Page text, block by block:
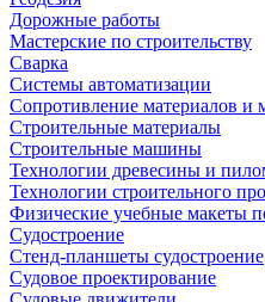
Дорожные работы
Мастерские по строительству
Сварка
Системы автоматизации
Сопротивление материалов и
Строительные материалы
Строительные машины
Технологии древесины и
Технологии строительного
Физические учебные макеты
Судостроение
Стенд-планшеты судостроение
Судовое проектирование